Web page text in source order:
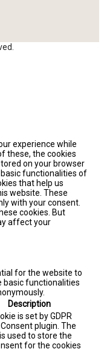
experience while
these, the cookies
on your browser
functionalities of
that help us
website. These
with your consent.
cookies. But
affect your
for the website to
basic functionalities
Description
is set by GDPR
plugin. The
used to store the
for the cookies